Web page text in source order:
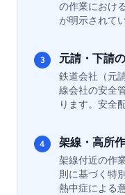
の作業におけ
が明示されて
3 元請・下請
鉄道会社（元
線会社の安全
ります。安全
4 架線・高所
架線付近の作
則に基づく特
熱中症による